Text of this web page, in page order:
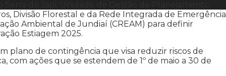
Divisão Florestal e da Rede Integrada de Emergência
Ambiental de Jundiaí (CREAM) para definir
Estiagem 2025.
plano de contingência que visa reduzir riscos de
com ações que se estendem de 1º de maio a 30 de